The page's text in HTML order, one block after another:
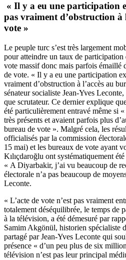
« Il y a eu une participation
pas vraiment d’obstruction à
vote »
Le peuple turc s’est très largement
pour atteindre un taux de
vote massif donc mais parfois émaillé
de vote. « Il y a eu une participation
vraiment d’obstruction à l’accès au
sénateur socialiste Jean-Yves
que scrutateur. Ce dernier explique
été particulièrement entravé même si
très présents et avaient parfois plus
bureau de vote ». Malgré cela, les
officialisés par la commission
15 mai) et les bureaux de vote ayant
Kılıçdaroğlu ont systématiquement
« A Diyarbakir, j’ai vu beaucoup de
électorale n’a pas beaucoup de
Leconte.
« L’acte de vote n’est pas vraiment
totalement déséquilibrée, le temps de
à la télévision, a été démesuré par
Samim Akgönül, historien spécialiste
partagé par Jean-Yves Leconte qui
présence « d’un peu plus de six
télévision n’est pas leur principal